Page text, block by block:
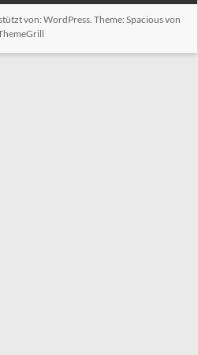
von: WordPress. Theme: Spacious von